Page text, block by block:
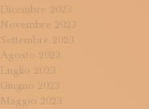
Dicembre 2023
Novembre 2023
Settembre 2023
Agosto 2023
Luglio 2023
Giugno 2023
Maggio 2023